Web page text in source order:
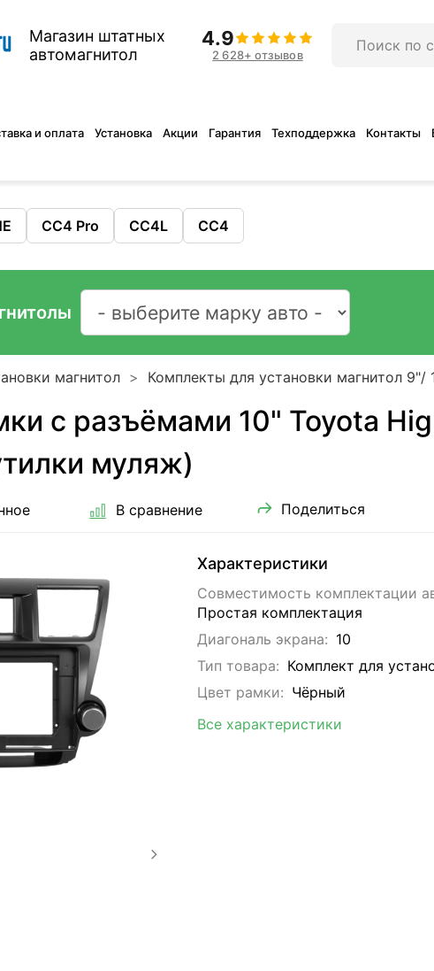
Магазин штатных
автомагнитол
4.9
2 628+ отзывов
и оплата Установка Акции Гарантия Техподдержка Контакты
CC4 Pro CC4L CC4
магнитол Комплекты для установки магнитол 9"/
с разъёмами 10" Toyota
муляж)
В сравнение Поделиться
Характеристики
Совместимость комплектации
Простая комплектация
Диагональ экрана: 10
Тип товара: Комплект для
Цвет рамки: Чёрный
Все характеристики